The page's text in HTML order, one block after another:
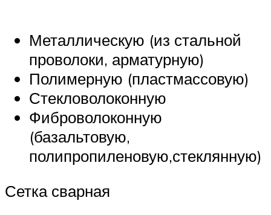
Металлическую (из стальной
проволоки, арматурную)
Полимерную (пластмассовую)
Стекловолоконную
Фиброволоконную
(базальтовую,
полипропиленовую,стеклянную)
Сетка сварная